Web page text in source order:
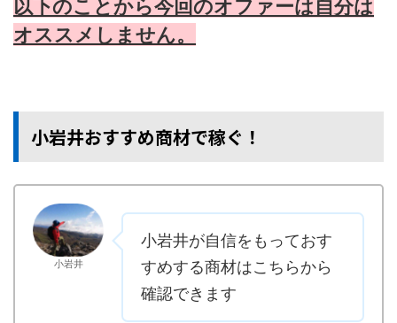
以下のことから今回のオファーは自分は
オススメしません。
小岩井おすすめ商材で稼ぐ！
小岩井
小岩井が自信をもっておす
すめする商材はこちらから
確認できます